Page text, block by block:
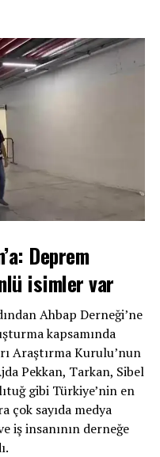
Deprem
isimler var
Ahbap Derneği’ne
kapsamında
Araştırma Kurulu’nun
Pekkan, Tarkan, Sibel
gibi Türkiye’nin en
çok sayıda medya
iş insanının derneğe